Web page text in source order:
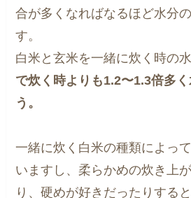
合が多くなればなるほど水分
す。
白米と玄米を一緒に炊く時の水
で炊く時よりも1.2〜1.3倍多
う。
一緒に炊く白米の種類によっ
いますし、柔らかめの炊き上
り、硬めが好きだったりする